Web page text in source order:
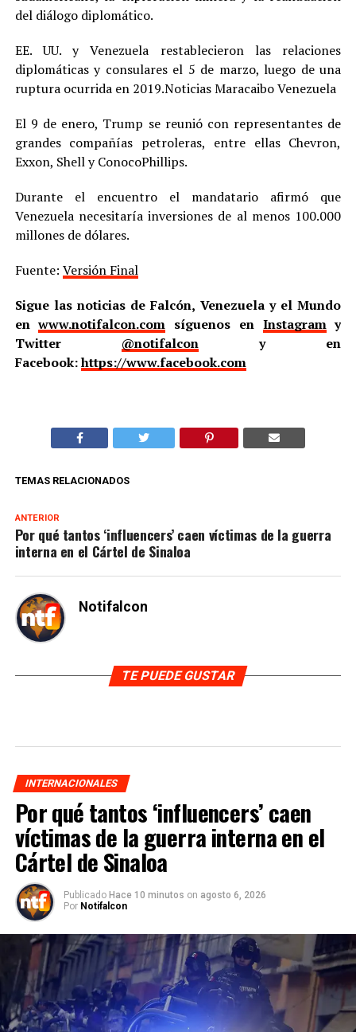
del diálogo diplomático.
EE. UU. y Venezuela restablecieron las relaciones
diplomáticas y consulares el 5 de marzo, luego de una
ruptura ocurrida en 2019.Noticias Maracaibo Venezuela
El 9 de enero, Trump se reunió con representantes de
grandes compañías petroleras, entre ellas Chevron,
Exxon, Shell y ConocoPhillips.
Durante el encuentro el mandatario afirmó que
Venezuela necesitaría inversiones de al menos 100.000
millones de dólares.
Fuente: Versión Final
Sigue las noticias de Falcón, Venezuela y el Mundo
enwww.notifalcon.com síguenos en Instagramy
Twitter @notifalcony en
Facebook:https://www.facebook.com
TEMAS RELACIONADOS
ANTERIOR
Por qué tantos ‘influencers’ caen víctimas de la guerra
interna en el Cártel de Sinaloa
Notifalcon
TE PUEDE GUSTAR
INTERNACIONALES
Por qué tantos ‘influencers’ caen
víctimas de la guerra interna en el
Cártel de Sinaloa
Publicado Hace 10 minutos on agosto 6, 2026
Por Notifalcon